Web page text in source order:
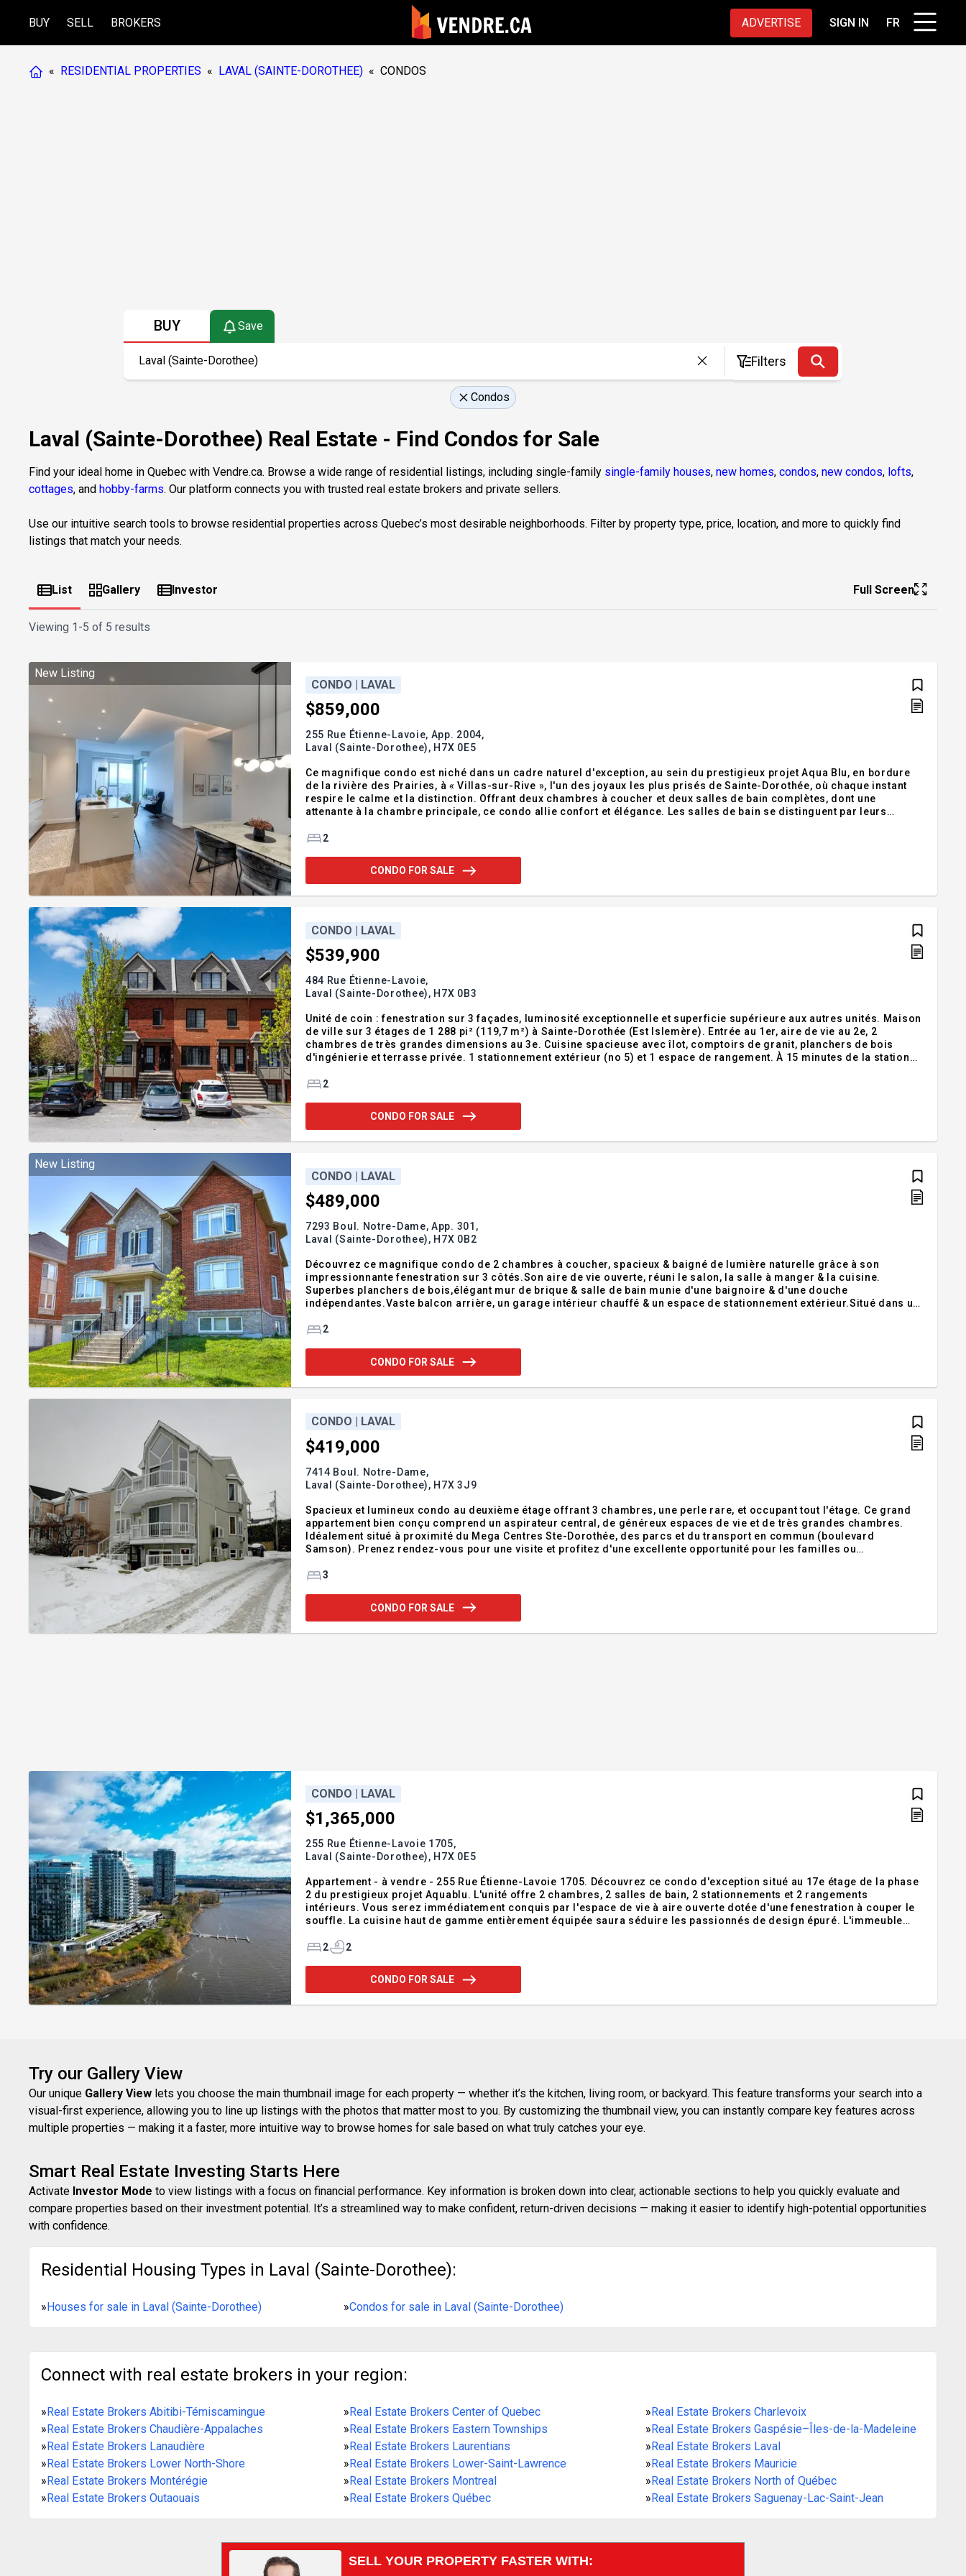
BUY SELL BROKERS ADVERTISE SIGN IN FR
« RESIDENTIAL PROPERTIES « LAVAL (SAINTE-DOROTHEE) « CONDOS
BUY Save
Filters
Condos
Laval (Sainte-Dorothee) Real Estate - Find Condos for Sale
Find your ideal home in Quebec with Vendre.ca. Browse a wide range of residential listings, including single-family single-family houses, new homes, condos, new condos, lofts,
cottages, and hobby-farms. Our platform connects you with trusted real estate brokers and private sellers.
Use our intuitive search tools to browse residential properties across Quebec’s most desirable neighborhoods. Filter by property type, price, location, and more to quickly find
listings that match your needs.
List Gallery Investor Full Screen
Viewing 1-5 of 5 results
New Listing
CONDO | LAVAL
$859,000
255 Rue Étienne-Lavoie, App. 2004,
Laval (Sainte-Dorothee), H7X 0E5
Ce magnifique condo est niché dans un cadre naturel d'exception, au sein du prestigieux projet Aqua Blu, en bordure
de la rivière des Prairies, à « Villas-sur-Rive », l'un des joyaux les plus prisés de Sainte-Dorothée, où chaque instant
respire le calme et la distinction. Offrant deux chambres à coucher et deux salles de bain complètes, dont une
attenante à la chambre principale, ce condo allie confort et élégance. Les salles de bain se distinguent par leurs
jusque dans les moind
2
CONDO FOR SALE
CONDO | LAVAL
$539,900
484 Rue Étienne-Lavoie,
Laval (Sainte-Dorothee), H7X 0B3
Unité de coin : fenestration sur 3 façades, luminosité exceptionnelle et superficie supérieure aux autres unités. Maison
de ville sur 3 étages de 1 288 pi² (119,7 m²) à Sainte-Dorothée (Est Islemère). Entrée au 1er, aire de vie au 2e, 2
chambres de très grandes dimensions au 3e. Cuisine spacieuse avec îlot, comptoirs de granit, planchers de bois
d'ingénierie et terrasse privée. 1 stationnement extérieur (no 5) et 1 espace de rangement. À 15 minutes de la station
Addendum:Unité de coi
2
CONDO FOR SALE
New Listing
CONDO | LAVAL
$489,000
7293 Boul. Notre-Dame, App. 301,
Laval (Sainte-Dorothee), H7X 0B2
Découvrez ce magnifique condo de 2 chambres à coucher, spacieux & baigné de lumière naturelle grâce à son
impressionnante fenestration sur 3 côtés.Son aire de vie ouverte, réuni le salon, la salle à manger & la cuisine.
Superbes planchers de bois,élégant mur de brique & salle de bain munie d'une baignoire & d'une douche
indépendantes.Vaste balcon arrière, un garage intérieur chauffé & un espace de stationnement extérieur.Situé dans un
parcs,écoles, commerces, Centre commercial Ste-Do
2
CONDO FOR SALE
CONDO | LAVAL
$419,000
7414 Boul. Notre-Dame,
Laval (Sainte-Dorothee), H7X 3J9
Spacieux et lumineux condo au deuxième étage offrant 3 chambres, une perle rare, et occupant tout l'étage. Ce grand
appartement bien conçu comprend un aspirateur central, de généreux espaces de vie et de très grandes chambres.
Idéalement situé à proximité du Mega Centres Ste-Dorothée, des parcs et du transport en commun (boulevard
Samson). Prenez rendez-vous pour une visite et profitez d'une excellente opportunité pour les familles ou
3
CONDO FOR SALE
CONDO | LAVAL
$1,365,000
255 Rue Étienne-Lavoie 1705,
Laval (Sainte-Dorothee), H7X 0E5
Appartement - à vendre - 255 Rue Étienne-Lavoie 1705. Découvrez ce condo d'exception situé au 17e étage de la phase
2 du prestigieux projet Aquablu. L'unité offre 2 chambres, 2 salles de bain, 2 stationnements et 2 rangements
intérieurs. Vous serez immédiatement conquis par l'espace de vie à aire ouverte dotée d'une fenestration à couper le
souffle. La cuisine haut de gamme entièrement équipée saura séduire les passionnés de design épuré. L'immeuble
virtuel et plus encore. Un
2 2
CONDO FOR SALE
Try our Gallery View
Our unique Gallery View lets you choose the main thumbnail image for each property — whether it’s the kitchen, living room, or backyard. This feature transforms your search into a
visual-first experience, allowing you to line up listings with the photos that matter most to you. By customizing the thumbnail view, you can instantly compare key features across
multiple properties — making it a faster, more intuitive way to browse homes for sale based on what truly catches your eye.
Smart Real Estate Investing Starts Here
Activate Investor Mode to view listings with a focus on financial performance. Key information is broken down into clear, actionable sections to help you quickly evaluate and
compare properties based on their investment potential. It’s a streamlined way to make confident, return-driven decisions — making it easier to identify high-potential opportunities
with confidence.
Residential Housing Types in Laval (Sainte-Dorothee):
» Houses for sale in Laval (Sainte-Dorothee) »Condos for sale in Laval (Sainte-Dorothee)
Connect with real estate brokers in your region:
» Real Estate Brokers Abitibi-Témiscamingue » Real Estate Brokers Center of Quebec » Real Estate Brokers Charlevoix
» Real Estate Brokers Chaudière-Appalaches » Real Estate Brokers Eastern Townships » Real Estate Brokers Gaspésie–Îles-de-la-Madeleine
» Real Estate Brokers Lanaudière » Real Estate Brokers Laurentians » Real Estate Brokers Laval
» Real Estate Brokers Lower North-Shore » Real Estate Brokers Lower-Saint-Lawrence » Real Estate Brokers Mauricie
» Real Estate Brokers Montérégie » Real Estate Brokers Montreal » Real Estate Brokers North of Québec
» Real Estate Brokers Outaouais » Real Estate Brokers Québec » Real Estate Brokers Saguenay-Lac-Saint-Jean